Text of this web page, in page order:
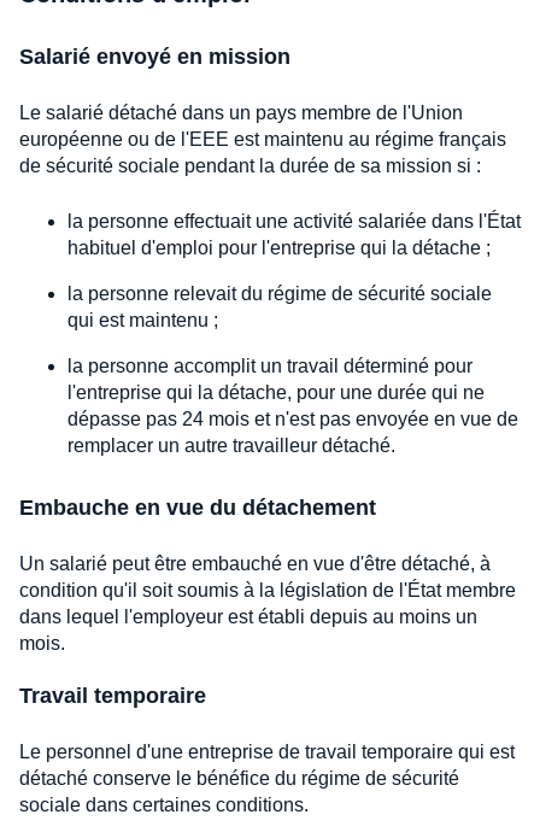
Salarié envoyé en mission
Le salarié détaché dans un pays membre de l'Union
européenne ou de l'EEE est maintenu au régime français
de sécurité sociale pendant la durée de sa mission si :
la personne effectuait une activité salariée dans l'État
habituel d'emploi pour l'entreprise qui la détache ;
la personne relevait du régime de sécurité sociale
qui est maintenu ;
la personne accomplit un travail déterminé pour
l'entreprise qui la détache, pour une durée qui ne
dépasse pas 24 mois et n'est pas envoyée en vue de
remplacer un autre travailleur détaché.
Embauche en vue du détachement
Un salarié peut être embauché en vue d'être détaché, à
condition qu'il soit soumis à la législation de l'État membre
dans lequel l'employeur est établi depuis au moins un
mois.
Travail temporaire
Le personnel d'une entreprise de travail temporaire qui est
détaché conserve le bénéfice du régime de sécurité
sociale dans certaines conditions.